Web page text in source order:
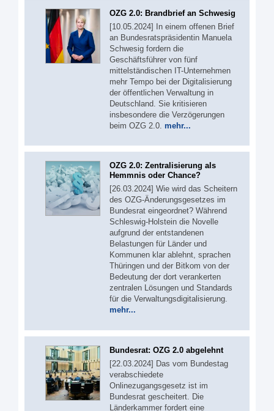
OZG 2.0: Brandbrief an Schwesig
[10.05.2024] In einem offenen Brief
an Bundesratspräsidentin Manuela
Schwesig fordern die
Geschäftsführer von fünf
mittelständischen IT-Unternehmen
mehr Tempo bei der Digitalisierung
der öffentlichen Verwaltung in
Deutschland. Sie kritisieren
insbesondere die Verzögerungen
beim OZG 2.0. mehr...
OZG 2.0: Zentralisierung als
Hemmnis oder Chance?
[26.03.2024] Wie wird das Scheitern
des OZG-Änderungsgesetzes im
Bundesrat eingeordnet? Während
Schleswig-Holstein die Novelle
aufgrund der entstandenen
Belastungen für Länder und
Kommunen klar ablehnt, sprachen
Thüringen und der Bitkom von der
Bedeutung der dort verankerten
zentralen Lösungen und Standards
für die Verwaltungsdigitalisierung.
mehr...
Bundesrat: OZG 2.0 abgelehnt
[22.03.2024] Das vom Bundestag
verabschiedete
Onlinezugangsgesetz ist im
Bundesrat gescheitert. Die
Länderkammer fordert eine